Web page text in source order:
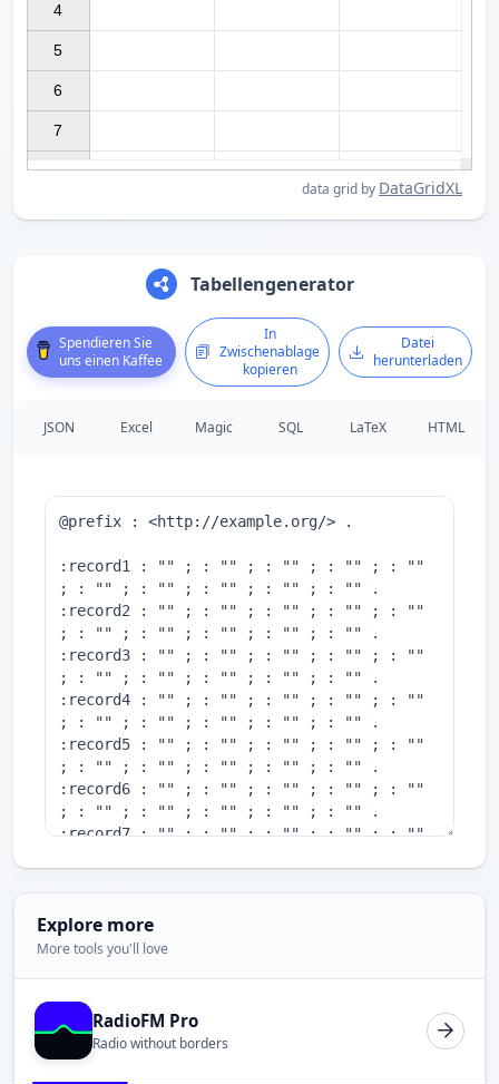
4
5
6
7
data grid by DataGridXL
Tabellengenerator
Spendieren Sie
uns einen Kaffee
In
Zwischenablage
kopieren
Datei
herunterladen
JSON Excel Magic SQL LaTeX HTML
Explore more
More tools you'll love
RadioFM Pro
Radio without borders